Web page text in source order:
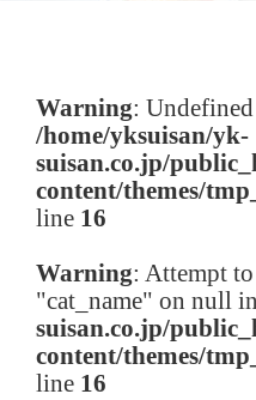
Warning:
/home/yksuisan/yk-
suisan.co.jp/
content/themes/
line 16
Warning: Attempt
"cat_name" on null in
suisan.co.jp/
content/themes/
line 16